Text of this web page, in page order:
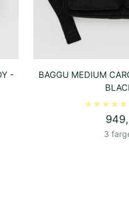
-
BAGGU MEDIUM
3